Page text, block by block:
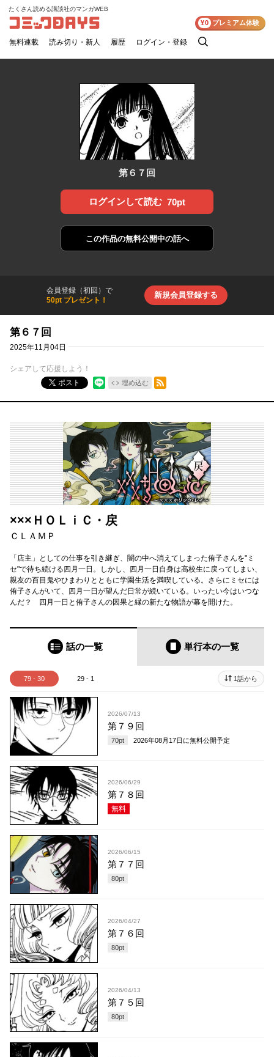
コミックDAYS
たくさん読める講談社のマンガWEB
無料連載 読み切り・新人 履歴 ログイン・登録
検
¥0 プレミアム体験
第６７回
ログインして読む 70pt
この作品の無料公開中の話へ
会員登録（初回）で
50pt プレゼント！
新規会員登録する
第６７回
2025年11月04日
シェアして応援しよう！
ポスト
埋め込む
RSSフィード
×××ＨＯＬｉＣ・戻
ＣＬＡＭＰ
「店主」としての仕事を引き継ぎ、闇の中へ消えてしまった侑子さんを"ミ
セ"で待ち続ける四月一日。しかし、四月一日自身は高校生に戻ってしまい、
親友の百目鬼やひまわりとともに学園生活を満喫している。さらにミセには
侑子さんがいて、四月一日が望んだ日常が続いている。いったい今はいつな
んだ？ 四月一日と侑子さんの因果と縁の新たな物語が幕を開けた。
話の一覧 単行本の一覧
79 - 30 29 - 1 1話から
2026/07/13
第７９回
70pt 2026年08月17日 に無料公開予定
2026/06/29
第７８回
無料
2026/06/15
第７７回
80pt
2026/04/27
第７６回
80pt
2026/04/13
第７５回
80pt